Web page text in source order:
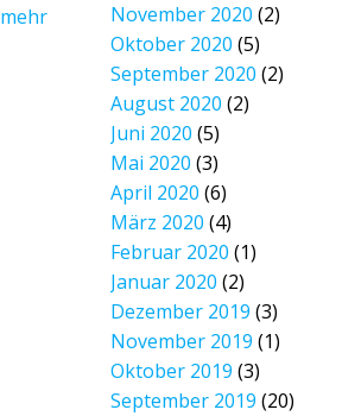
mehr
November 2020 (2)
Oktober 2020 (5)
September 2020 (2)
August 2020 (2)
Juni 2020 (5)
Mai 2020 (3)
April 2020 (6)
März 2020 (4)
Februar 2020 (1)
Januar 2020 (2)
Dezember 2019 (3)
November 2019 (1)
Oktober 2019 (3)
September 2019 (20)